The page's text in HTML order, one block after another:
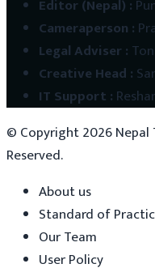
Editor (Nepal) :
Cameraperson :
Legal Adviser:
Creative Head :
IT Support :
© Copyright2026Nepal
Reserved.
About us
Standard of
Our Team
User Policy